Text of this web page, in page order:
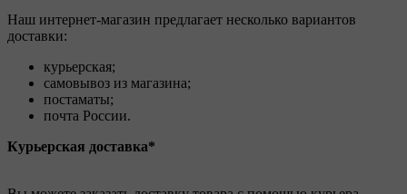
Наш интернет-магазин предлагает несколько вариантов
доставки:
курьерская;
самовывоз из магазина;
постаматы;
почта России.
Курьерская доставка*